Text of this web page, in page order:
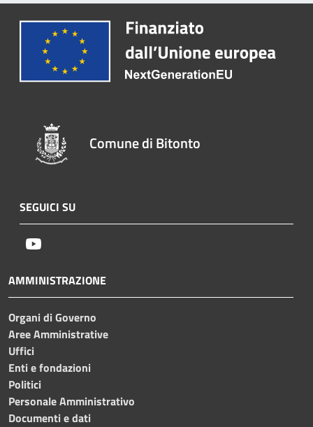
Comune di Bitonto
SEGUICI SU
AMMINISTRAZIONE
Organi di Governo
Aree Amministrative
Uffici
Enti e fondazioni
Politici
Personale Amministrativo
Documenti e dati